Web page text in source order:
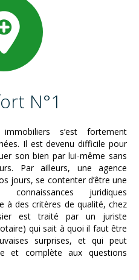
N°1
s’est fortement
Il est devenu difficile pour
son bien par lui-même sans
Par ailleurs, une agence
jours, se contenter d’être une
juridiques
à des critères de qualité, chez
est traité par un juriste
qui sait à quoi il faut être
surprises, et qui peut
et complète aux questions